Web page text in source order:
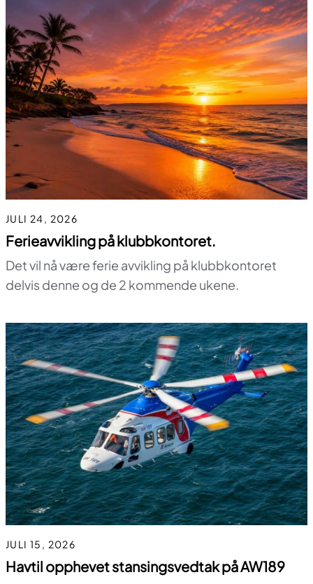
JULI 24, 2026
Ferieavvikling på klubbkontoret.
Det vil nå være ferie avvikling på klubbkontoret
delvis denne og de 2 kommende ukene.
JULI 15, 2026
Havtil opphevet stansingsvedtak på AW189